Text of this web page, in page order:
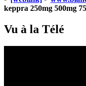
keppra 250mg 500mg
Vu à la Télé